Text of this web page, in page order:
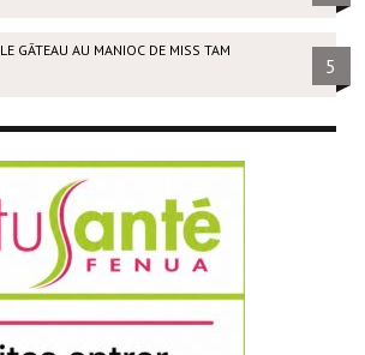
LE GÂTEAU AU MANIOC DE MISS TAM
5